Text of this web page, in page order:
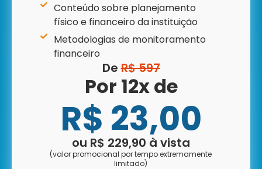
Conteúdo sobre planejamento
físico e financeiro da instituição
Metodologias de monitoramento
financeiro
DeR$ 597
Por 12x de
R$ 23,00
ou R$ 229,90 à vista
(valor promocional por tempo extremamente
limitado)